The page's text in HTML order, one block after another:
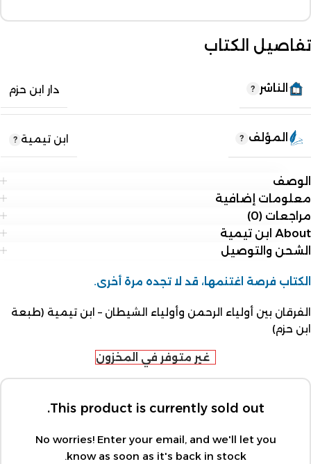
تفاصيل الكتاب
الناشر دار ابن حزم
المؤلف ابن تيمية
الوصف
معلومات إضافية
مراجعات (0)
About ابن تيمية
الشحن والتوصيل
الكتاب فرصة اغتنمها، قد لا تجده مرة أخرى.
الفرقان بين أولياء الرحمن وأولياء الشيطان – ابن تيمية (طبعة
ابن حزم)
غير متوفر في المخزون
This product is currently sold out.
No worries! Enter your email, and we'll let you
know as soon as it's back in stock.